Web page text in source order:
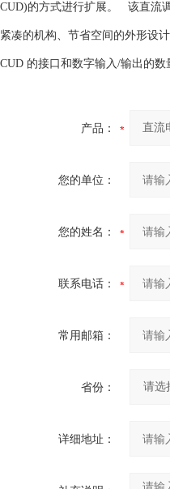
CUD)的方式进行扩展。 该直流
紧凑的机构、节省空间的外形设
CUD 的接口和数字输入/输出的
产品：
您的单位：
您的姓名：
联系电话：
常用邮箱：
省份：
详细地址：